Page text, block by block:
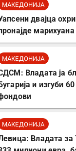
МАКЕДОНИЈА
двајца
МАКЕДОНИЈА
Владата ја
и изгуби
МАКЕДОНИЈА
Владата